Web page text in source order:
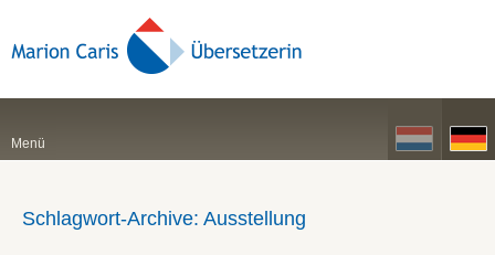
Menü
Schlagwort-Archive: Ausstellung